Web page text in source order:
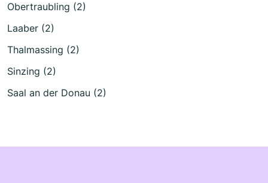
Obertraubling (2)
Laaber (2)
Thalmassing (2)
Sinzing (2)
Saal an der Donau (2)